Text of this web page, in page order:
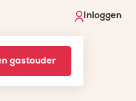
Inloggen
gastouder